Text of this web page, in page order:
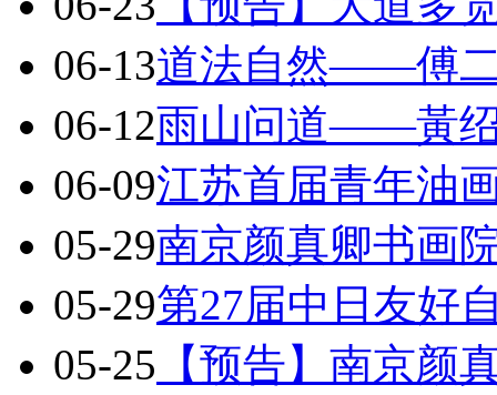
06-13道法自然——傅
06-12雨山问道——黃
06-09江苏首届青年油
05-29南京颜真卿书画
05-29第27届中日友好
05-25 【预告】南京颜